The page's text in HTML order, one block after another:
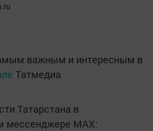
важным и интересным в
Татмедиа
Татарстана в
мессенджере MАХ: